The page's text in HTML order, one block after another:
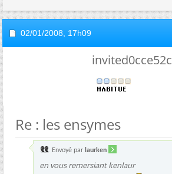
02/01/2008, 17h09
invited0cce52c
Re : les ensymes
Envoyé par laurken
en vous remersiant kenlaur